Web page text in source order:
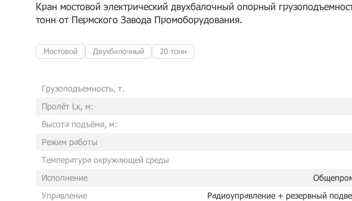
Кран мостовой электрический двухбалочный опорный
тонн от Пермского Завода Промоборудования.
Мостовой Двухбалочный 20 тонн
Грузоподъемность, т.
Пролёт Lк, м:
Высота подъёма, м:
Режим работы
Температура окружающей среды
Исполнение
Управление
Радиоуправление + резервный